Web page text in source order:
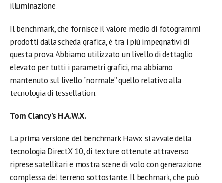
illuminazione.
Il benchmark, che fornisce il valore medio di fotogrammi
prodotti dalla scheda grafica, è tra i più impegnativi di
questa prova. Abbiamo utilizzato un livello di dettaglio
elevato per tutti i parametri grafici, ma abbiamo
mantenuto sul livello “normale” quello relativo alla
tecnologia di tessellation.
Tom Clancy’s H.A.W.X.
La prima versione del benchmark Hawx si avvale della
tecnologia DirectX 10, di texture ottenute attraverso
riprese satellitari e mostra scene di volo con generazione
complessa del terreno sottostante. Il bechmark, che può